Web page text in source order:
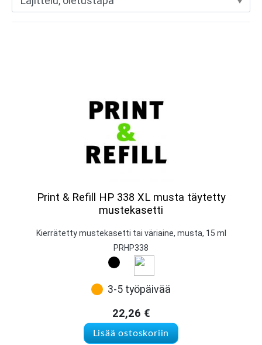
Print & Refill HP 338 XL musta täytetty
mustekasetti
Kierrätetty mustekasetti tai väriaine, musta, 15 ml
PRHP338
3-5 työpäivää
22,26 €
Lisää ostoskoriin